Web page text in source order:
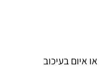
איום בעיכוב